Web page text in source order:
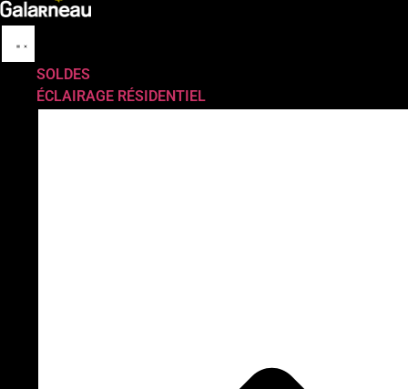
SOLDES
ÉCLAIRAGE RÉSIDENTIEL